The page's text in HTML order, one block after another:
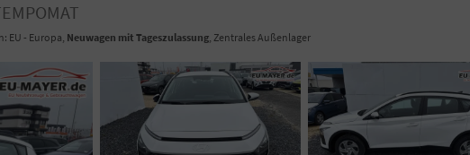
EU - Europa, Neuwagen mit Tageszulassung, Zentrales Außenlager